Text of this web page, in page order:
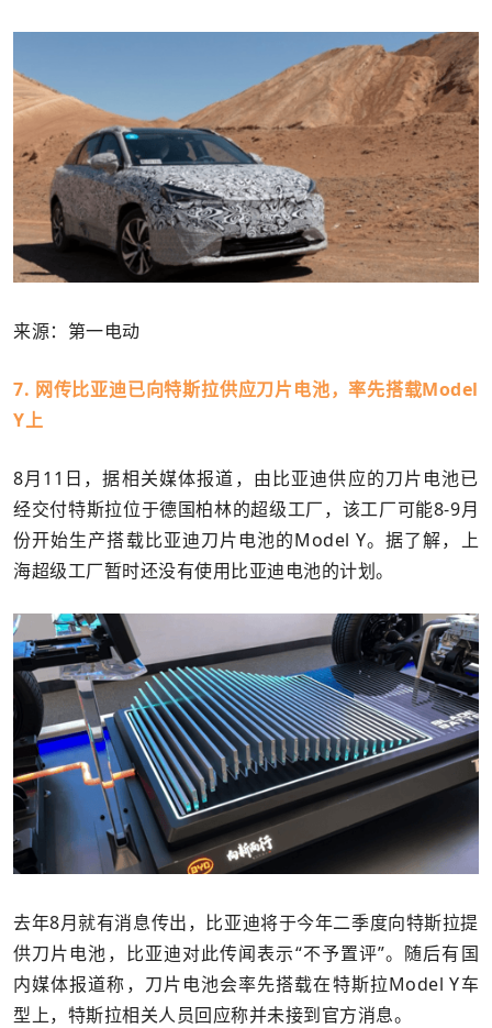
来源：第一电动
7. 网传比亚迪已向特斯拉供应刀片电池，率先搭载Model
Y上
8月11日，据相关媒体报道，由比亚迪供应的刀片电池已
经交付特斯拉位于德国柏林的超级工厂，该工厂可能8-9月
份开始生产搭载比亚迪刀片电池的Model Y。据了解，上
海超级工厂暂时还没有使用比亚迪电池的计划。
去年8月就有消息传出，比亚迪将于今年二季度向特斯拉提
供刀片电池，比亚迪对此传闻表示“不予置评”。随后有国
内媒体报道称，刀片电池会率先搭载在特斯拉Model Y车
型上，特斯拉相关人员回应称并未接到官方消息。